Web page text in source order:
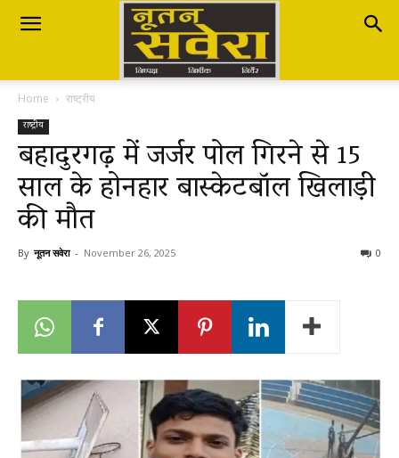
Nutan
Savera
नूतन
सवेरा
Breaking
Home राष्ट्रीय
राष्ट्रीय
बहादुरगढ़ में जर्जर पोल गिरने से 15
साल के होनहार बास्केटबॉल खिलाड़ी
की मौत
By नूतन सवेरा - November 26, 2025 0